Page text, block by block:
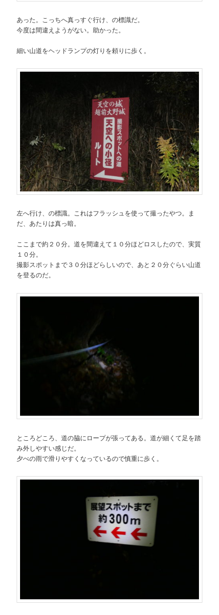
あった。こっちへ真っすぐ行け、の標識だ。
今度は間違えようがない。助かった。
細い山道をヘッドランプの灯りを頼りに歩く。
左へ行け、の標識。これはフラッシュを使って撮ったやつ。ま
だ、あたりは真っ暗。
ここまで約２０分。道を間違えて１０分ほどロスしたので、実質
１０分。
撮影スポットまで３０分ほどらしいので、あと２０分ぐらい山道
を登るのだ。
ところどころ、道の脇にロープが張ってある。道が細くて足を踏
み外しやすい感じだ。
夕べの雨で滑りやすくなっているので慎重に歩く。